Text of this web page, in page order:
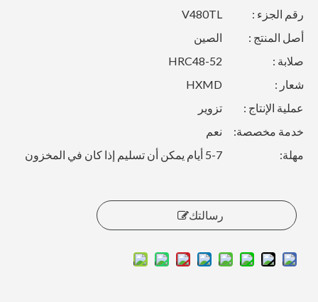
رقم الجزء :
V480TL
أصل المنتج :
الصين
صلابة :
HRC48-52
شعار :
HXMD
عملية الإنتاج :
تزوير
خدمة مخصصة:
نعم
مهلة:
5-7 أيام يمكن أن تسليم إذا كان في المخزون
رسالتك